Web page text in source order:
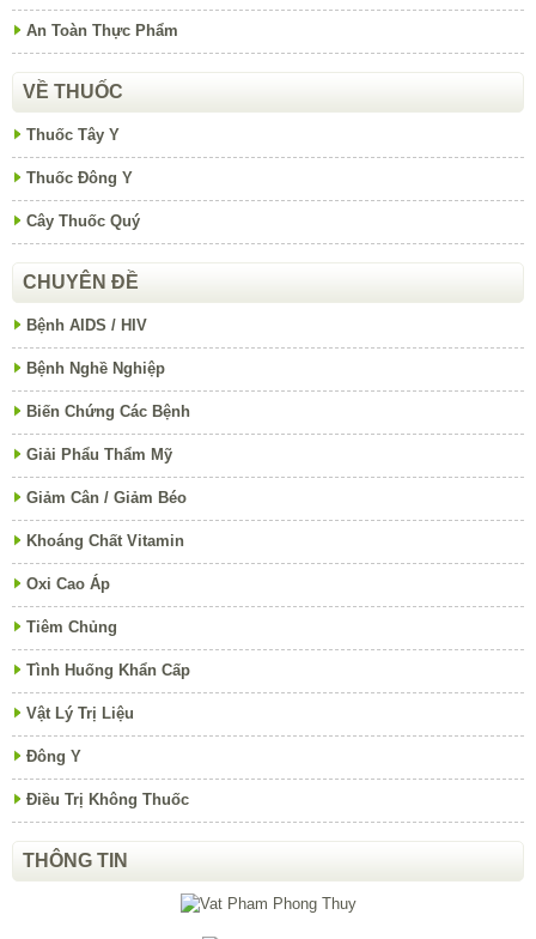
An Toàn Thực Phẩm
VỀ THUỐC
Thuốc Tây Y
Thuốc Đông Y
Cây Thuốc Quý
CHUYÊN ĐỀ
Bệnh AIDS / HIV
Bệnh Nghề Nghiệp
Biến Chứng Các Bệnh
Giải Phẩu Thẩm Mỹ
Giảm Cân / Giảm Béo
Khoáng Chất Vitamin
Oxi Cao Áp
Tiêm Chủng
Tình Huống Khẩn Cấp
Vật Lý Trị Liệu
Đông Y
Điều Trị Không Thuốc
THÔNG TIN